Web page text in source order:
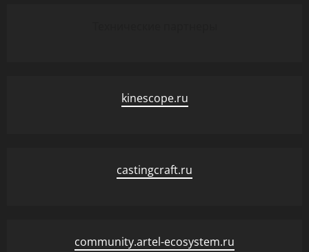
kinescope.ru
castingcraft.ru
community.artel-ecosystem.ru